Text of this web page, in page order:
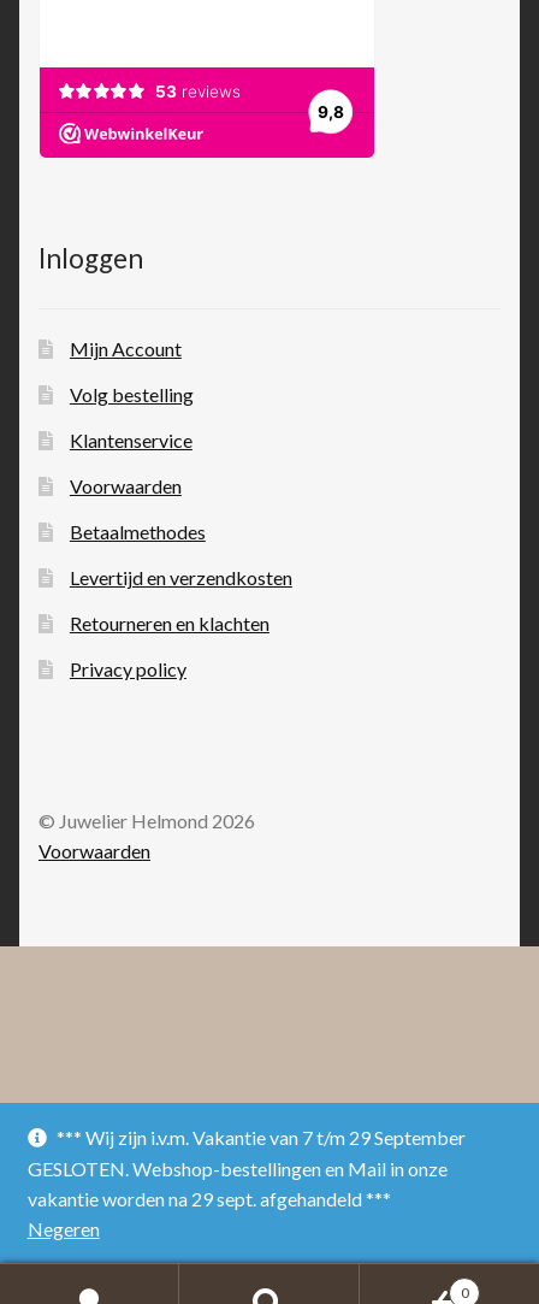
*** Wij zijn i.v.m. Vakantie van 7 t/m 29 September
GESLOTEN. Webshop-bestellingen en Mail in onze
vakantie worden na 29 sept. afgehandeld ***
Negeren
Inloggen
Mijn Account
Volg bestelling
Klantenservice
Voorwaarden
Betaalmethodes
Levertijd en verzendkosten
Retourneren en klachten
Privacy policy
© Juwelier Helmond 2026
Voorwaarden
0